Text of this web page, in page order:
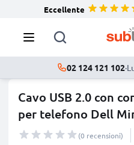
Eccellente
02 124 121 102·
Cavo USB 2.0 con
per telefono Dell
(0 recensioni)